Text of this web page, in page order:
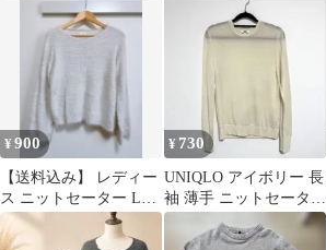
S 古着 韓国 Y2K
ドゥモード☆ V開き
セーター ピンク S
¥900
【送料込み】 レディー
ス ニットセーター Lサ
イズ
¥ 730
UNIQLO アイボリー 長
袖 薄手 ニットセーター
Mサイズ